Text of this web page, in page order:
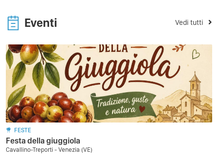
Eventi Vedi tutti
FESTE
Festa della giuggiola
Cavallino-Treporti - Venezia (VE)